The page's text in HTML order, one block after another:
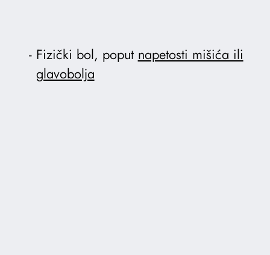
Fizički bol, poput napetosti mišića ili
glavobolja